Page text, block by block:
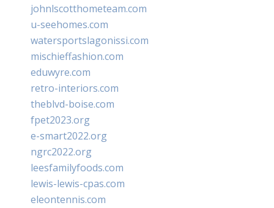
johnlscotthometeam.com
u-seehomes.com
watersportslagonissi.com
mischieffashion.com
eduwyre.com
retro-interiors.com
theblvd-boise.com
fpet2023.org
e-smart2022.org
ngrc2022.org
leesfamilyfoods.com
lewis-lewis-cpas.com
eleontennis.com